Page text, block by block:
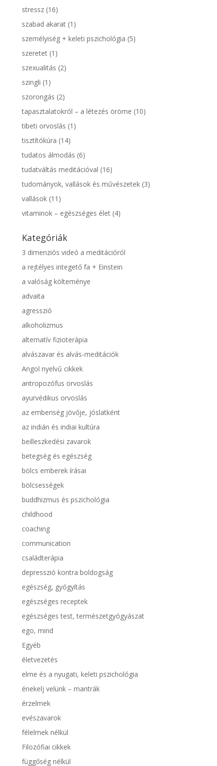
stressz(16)
szabad akarat(1)
személyiség + keleti pszichológia (5)
szeretet(1)
szexualitás (2)
szingli (1)
szorongás (2)
tapasztalatokról – a létezés öröme (10)
tibeti orvoslás (1)
tisztítókúra (14)
tudatos álmodás (6)
tudatváltás meditációval (16)
tudományok, vallások és művészetek(3)
vallások(11)
vitaminok – egészséges élet(4)
Kategóriák
3 dimenziós videó a meditációról
a rejtélyes integető fa + Einstein
a valóság költeménye
advaita
agresszió
alkoholizmus
alternatív fizioterápia
alvászavar és alvás-meditációk
Angol nyelvű cikkek
antropozófus orvoslás
ayurvédikus orvoslás
az emberiség jövője, jóslatként
az indián és indiai kultúra
beilleszkedési zavarok
betegség és egészség
bölcs emberek írásai
bölcsességek
buddhizmus és pszichológia
childhood
coaching
communication
családterápia
depresszió kontra boldogság
egészség, gyógyítás
egészséges receptek
egészséges test, természetgyógyászat
ego, mind
Egyéb
életvezetés
elme és a nyugati, keleti pszichológia
énekelj velünk – mantrák
érzelmek
evészavarok
félelmek nélkül
Filozófiai cikkek
függőség nélkül